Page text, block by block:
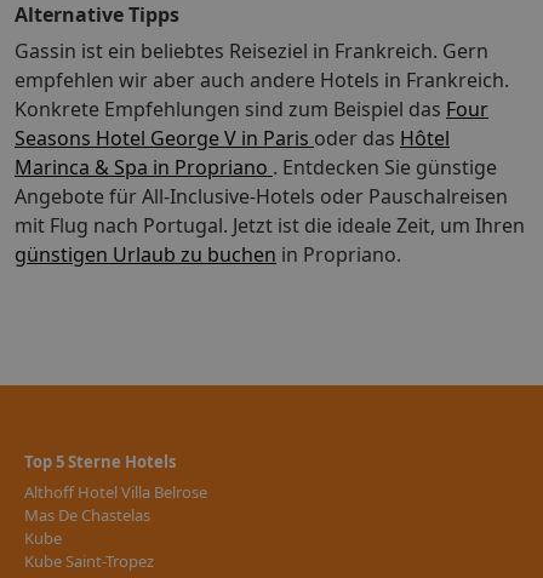
individuellen Bedürfnissen entspricht, erfragen Sie bitte
bei Ihrer Buchungsstelle! Stand der Informationen:
27.02.2019
Alternative Tipps
Gassin ist ein beliebtes Reiseziel in Frankreich. Gern
empfehlen wir aber auch andere Hotels in Frankreich.
Konkrete Empfehlungen sind zum Beispiel das Four
Seasons Hotel George V in Paris oder das Hôtel
Marinca & Spa in Propriano . Entdecken Sie günstige
Angebote für All-Inclusive-Hotels oder Pauschalreisen
mit Flug nach Portugal. Jetzt ist die ideale Zeit, um Ihren
günstigen Urlaub zu buchen in Propriano.
Top 5 Sterne Hotels
Althoff Hotel Villa Belrose
Mas De Chastelas
Kube
Kube Saint-Tropez